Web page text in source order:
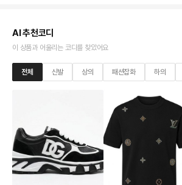
AI 추천코디
이 상품과 어울리는 코디를 찾았어요
전체 신발 상의 패션잡화 하의